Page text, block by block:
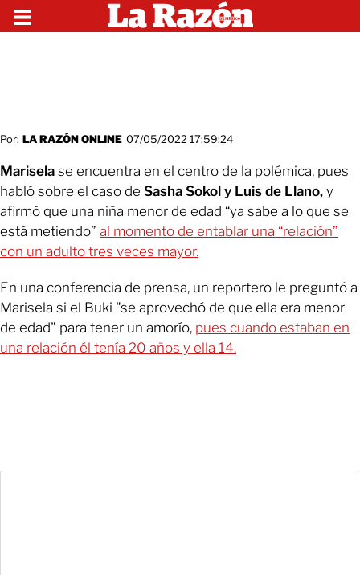
Por: LA RAZÓN ONLINE 07/05/2022 17:59:24
Marisela se encuentra en el centro de la polémica, pues
habló sobre el caso de Sasha Sokol y Luis de Llano, y
afirmó que una niña menor de edad “ya sabe a lo que se
está metiendo” al momento de entablar una “relación”
con un adulto tres veces mayor.
En una conferencia de prensa, un reportero le preguntó a
Marisela si el Buki "se aprovechó de que ella era menor
de edad" para tener un amorío, pues cuando estaban en
una relación él tenía 20 años y ella 14.